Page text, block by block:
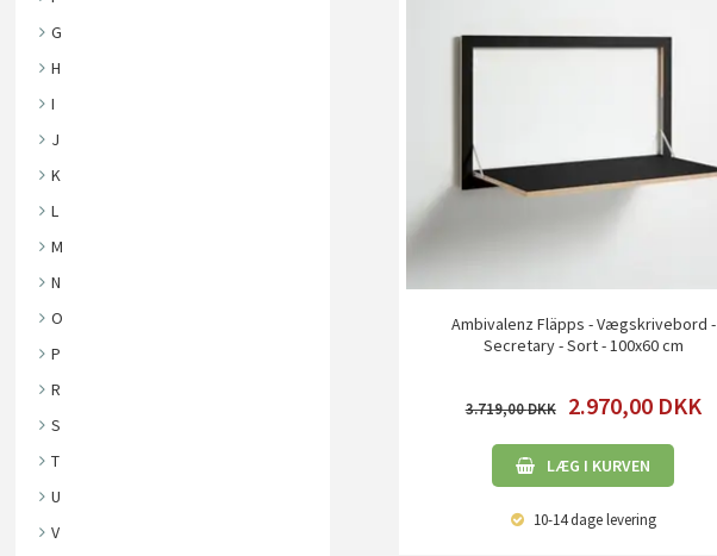
G
H
I
J
K
L
M
N
O
P
R
S
T
U
V
Ambivalenz Fläpps - Vægskrivebord -
Secretary - Sort - 100x60 cm
3.719,00 2.970,00 DKK
LÆG I KURVEN
10-14 dagelevering